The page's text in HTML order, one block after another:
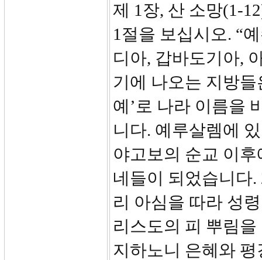
제 1장, 산 소망(1-
1절을 보십시오. “
디아, 갑바도기아,
기에 나오는 지방
예’로 나라 이름을
니다. 예루살렘에
야고보의 순교 이
네들이 되었습니다
리 아심을 따라 성
리스도의 피 뿌림
지하노니 은혜와